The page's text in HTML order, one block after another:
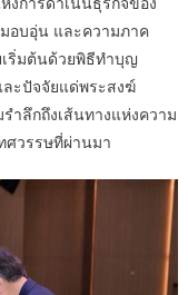
งการดำเนินธุรกิจของ
อบอุ่น และความภาค
ริ่มต้นด้วยพิธีทำบุญ
ะปัจจัยแด่พระสงฆ์
ำลึกถึงเส้นทางแห่งความ
ศวรรษที่ผ่านมา